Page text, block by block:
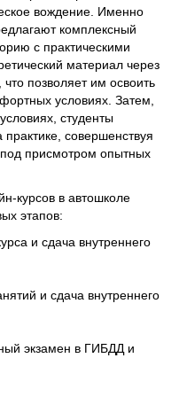
вождение. Именно
комплексный
с практическими
материал через
позволяет им освоить
условиях. Затем,
студенты
совершенствуя
присмотром опытных
курсов в автошколе
этапов:
и сдача внутреннего
и сдача внутреннего
экзамен в ГИБДД и